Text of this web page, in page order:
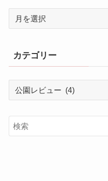
ブ
カテゴリー
リ
ー